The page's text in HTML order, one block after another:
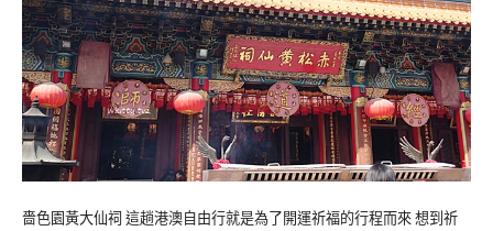
嗇色園黃大仙祠 這趟港澳自由行就是為了開運祈福的行程而來 想到祈